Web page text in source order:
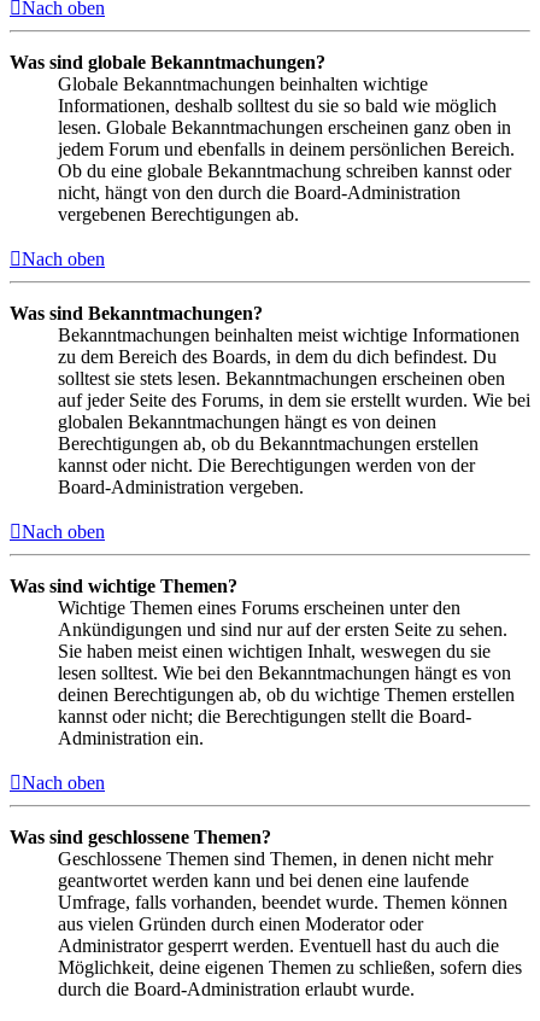
Nach oben
Was sind globale Bekanntmachungen?
Globale Bekanntmachungen beinhalten wichtige
Informationen, deshalb solltest du sie so bald wie möglich
lesen. Globale Bekanntmachungen erscheinen ganz oben in
jedem Forum und ebenfalls in deinem persönlichen Bereich.
Ob du eine globale Bekanntmachung schreiben kannst oder
nicht, hängt von den durch die Board-Administration
vergebenen Berechtigungen ab.
Nach oben
Was sind Bekanntmachungen?
Bekanntmachungen beinhalten meist wichtige Informationen
zu dem Bereich des Boards, in dem du dich befindest. Du
solltest sie stets lesen. Bekanntmachungen erscheinen oben
auf jeder Seite des Forums, in dem sie erstellt wurden. Wie bei
globalen Bekanntmachungen hängt es von deinen
Berechtigungen ab, ob du Bekanntmachungen erstellen
kannst oder nicht. Die Berechtigungen werden von der
Board-Administration vergeben.
Nach oben
Was sind wichtige Themen?
Wichtige Themen eines Forums erscheinen unter den
Ankündigungen und sind nur auf der ersten Seite zu sehen.
Sie haben meist einen wichtigen Inhalt, weswegen du sie
lesen solltest. Wie bei den Bekanntmachungen hängt es von
deinen Berechtigungen ab, ob du wichtige Themen erstellen
kannst oder nicht; die Berechtigungen stellt die Board-
Administration ein.
Nach oben
Was sind geschlossene Themen?
Geschlossene Themen sind Themen, in denen nicht mehr
geantwortet werden kann und bei denen eine laufende
Umfrage, falls vorhanden, beendet wurde. Themen können
aus vielen Gründen durch einen Moderator oder
Administrator gesperrt werden. Eventuell hast du auch die
Möglichkeit, deine eigenen Themen zu schließen, sofern dies
durch die Board-Administration erlaubt wurde.